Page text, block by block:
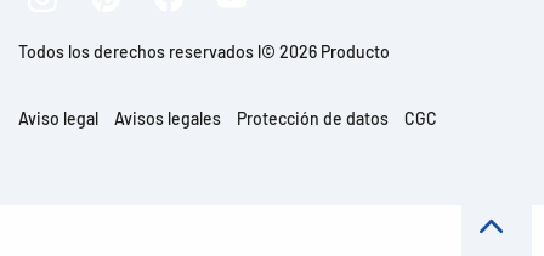
Todos los derechos reservados l© 2026 Producto
Aviso legal Avisos legales Protección de datos CGC